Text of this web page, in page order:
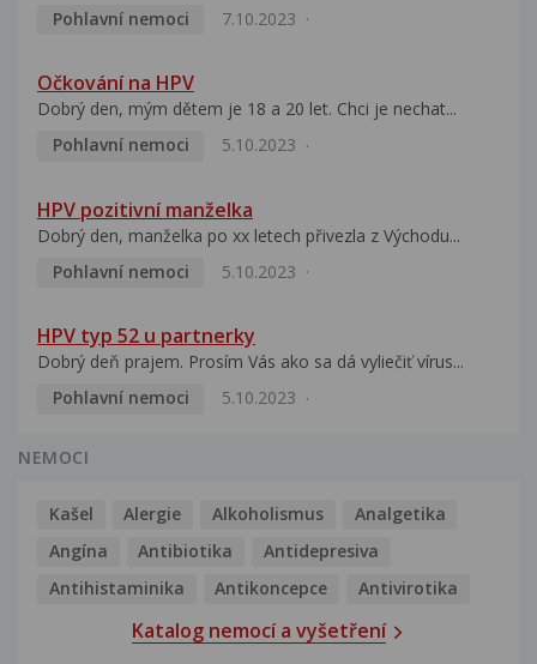
Pohlavní nemoci
7.10.2023
Očkování na HPV
Dobrý den, mým dětem je 18 a 20 let. Chci je nechat...
Pohlavní nemoci
5.10.2023
HPV pozitivní manželka
Dobrý den, manželka po xx letech přivezla z Východu...
Pohlavní nemoci
5.10.2023
HPV typ 52 u partnerky
Dobrý deň prajem. Prosím Vás ako sa dá vyliečiť vírus...
Pohlavní nemoci
5.10.2023
NEMOCI
Kašel Alergie Alkoholismus
Analgetika
Angína
Antibiotika
Antidepresiva
Antihistaminika
Antikoncepce Antivirotika
Katalog nemocí a vyšetření